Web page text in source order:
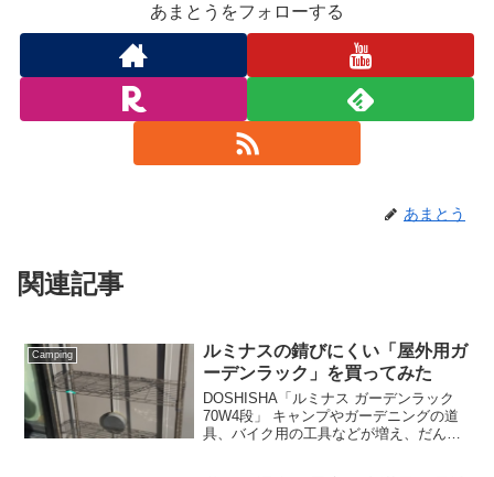
あまとうをフォローする
あまとう
関連記事
Camping
ルミナスの錆びにくい「屋外用ガ
ーデンラック」を買ってみた
DOSHISHA「ルミナス ガーデンラック
70W4段」 キャンプやガーデニングの道
具、バイク用の工具などが増え、だんだ